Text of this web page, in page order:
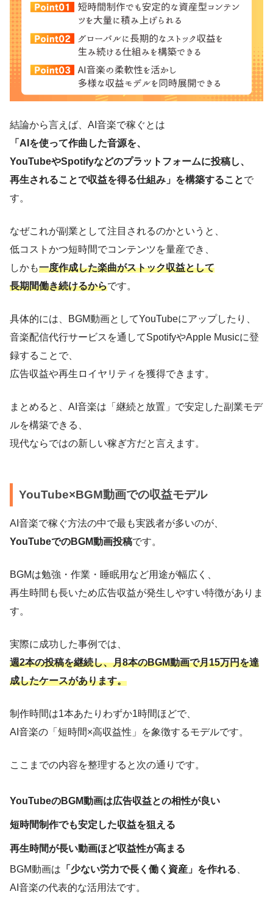
結論から言えば、AI音楽で稼ぐとは
「AIを使って作曲した音源を、
YouTubeやSpotifyなどのプラットフォームに投稿し、
再生されることで収益を得る仕組み」を構築することで
す。
なぜこれが副業として注目されるのかというと、
低コストかつ短時間でコンテンツを量産でき、
しかも一度作成した楽曲がストック収益として
長期間働き続けるからです。
具体的には、BGM動画としてYouTubeにアップしたり、
音楽配信代行サービスを通してSpotifyやApple Musicに登
録することで、
広告収益や再生ロイヤリティを獲得できます。
まとめると、AI音楽は「継続と放置」で安定した副業モデ
ルを構築できる、
現代ならではの新しい稼ぎ方だと言えます。
YouTube×BGM動画での収益モデル
AI音楽で稼ぐ方法の中で最も実践者が多いのが、
YouTubeでのBGM動画投稿です。
BGMは勉強・作業・睡眠用など用途が幅広く、
再生時間も長いため広告収益が発生しやすい特徴がありま
す。
実際に成功した事例では、
週2本の投稿を継続し、月8本のBGM動画で月15万円を達
成したケースがあります。
制作時間は1本あたりわずか1時間ほどで、
AI音楽の「短時間×高収益性」を象徴するモデルです。
ここまでの内容を整理すると次の通りです。
YouTubeのBGM動画は広告収益との相性が良い
短時間制作でも安定した収益を狙える
再生時間が長い動画ほど収益性が高まる
BGM動画は 「少ない労力で長く働く資産」を作れる
AI音楽の代表的な活用法です。